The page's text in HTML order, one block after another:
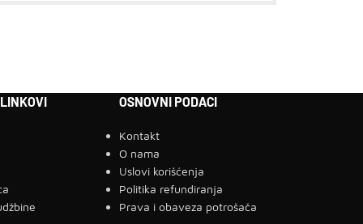
OSNOVNI PODACI
Kontakt
O nama
Uslovi korišćenja
Politika refundiranja
Prava i obaveza potrošača